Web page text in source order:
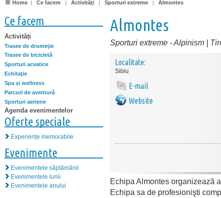
Home | Ce facem | Activități | Sporturi extreme | Almontes
Ce facem
Activități
Trasee de drumeţie
Trasee de bicicletă
Sporturi acvatice
Echitaţie
Spa şi wellness
Parcuri de aventură
Sporturi aeriene
Agenda evenimentelor
Oferte speciale
Experiențe memorabile
Evenimente
Evenimentele săptămânii
Evenimentele lunii
Evenimentele anului
Almontes
Sporturi extreme -Alpinism |
Localitate:
Sibiu
E-mail
Website
Echipa Almontes organizează
Echipa sa de profesionişti